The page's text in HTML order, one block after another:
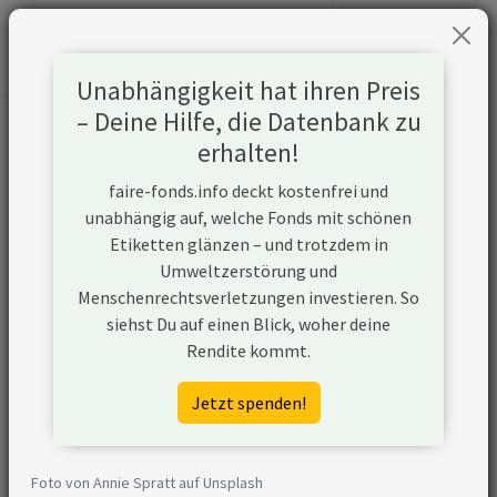
Informationen zum Unternehmen
Samsung Electronics Co., Ltd.
https://www.samsung.com/global/ir/
Konflikte N/A
Samsung Electronics Co. Ltd. ist ein
das sich hauptsächlich mit der
Herstellung und dem Vertrieb von
elektronischen Produkten
beschäftigt.
Unabhängigkeit hat ihren Preis
– Deine Hilfe, die Datenbank zu
erhalten!
faire-fonds.info deckt kostenfrei und
unabhängig auf, welche Fonds mit schönen
Etiketten glänzen – und trotzdem in
Umweltzerstörung und
Menschenrechtsverletzungen investieren. So
siehst Du auf einen Blick, woher deine
Rendite kommt.
Jetzt spenden!
Foto von Annie Spratt auf Unsplash